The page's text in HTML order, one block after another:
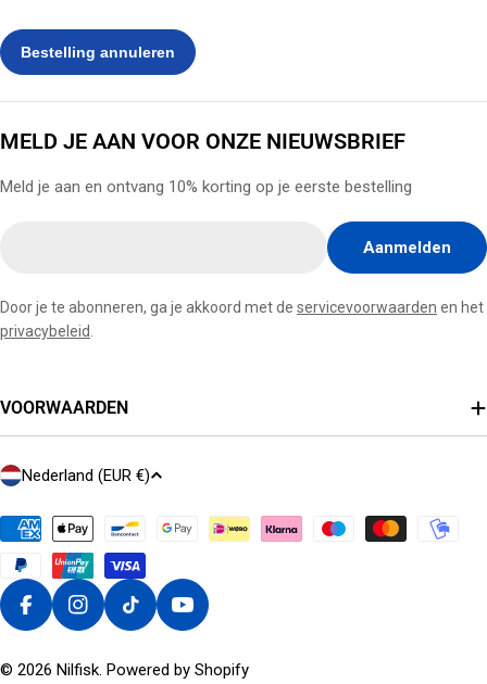
MELD JE AAN VOOR ONZE NIEUWSBRIEF
Meld je aan en ontvang 10% korting op je eerste bestelling
invoegen
Aanmelden
Door je te abonneren, ga je akkoord met de servicevoorwaarden en het
privacybeleid
VOORWAARDEN
L
N
/
R
G
Nederland (EUR €)
FacebookInstagram
Tiktok Youtube
© 2026 Nilfisk. Powered by Shopify